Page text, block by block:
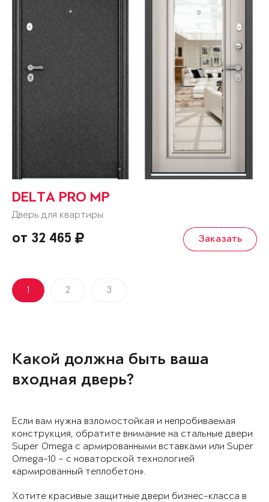
DELTA PRO MP
Дверь для квартиры
от 32 465 Заказать
1 2 3
Какой должна быть ваша
входная дверь?
Если вам нужна взломостойкая и непробиваемая
конструкция, обратите внимание на стальные двери
Super Omega с армированными вставками или Super
Omega-10 – с новаторской технологией
«армированный теплобетон».
Хотите красивые защитные двери бизнес-класса в